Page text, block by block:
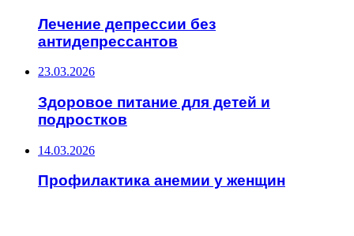
Лечение депрессии без
антидепрессантов
23.03.2026
Здоровое питание для детей и
подростков
14.03.2026
Профилактика анемии у женщин